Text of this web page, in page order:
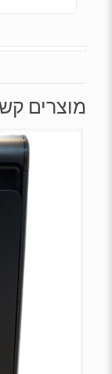
מוצרים